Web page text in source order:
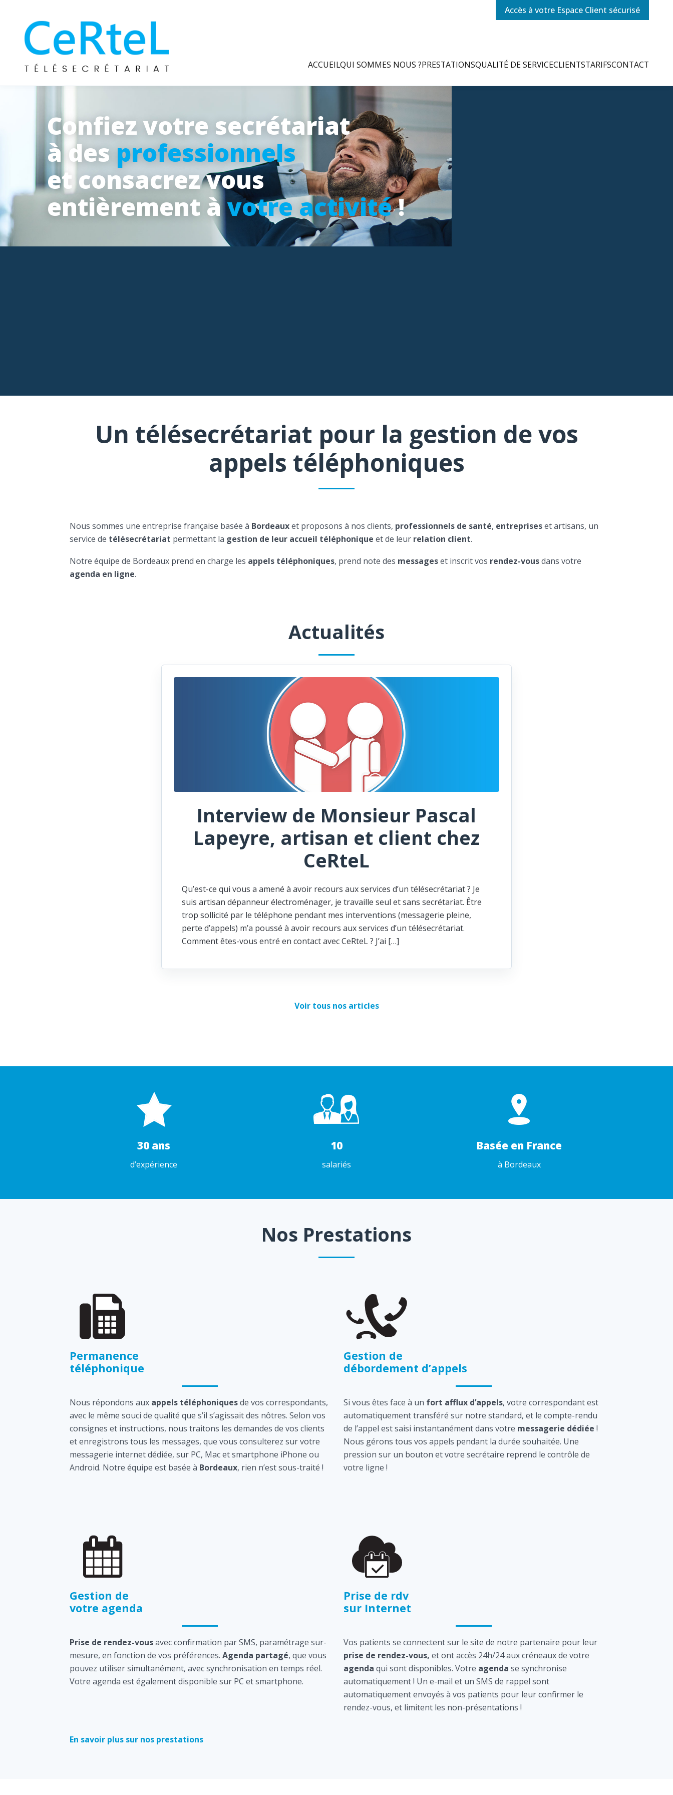
Accès à votre Espace Client sécurisé
ACCUEILQUI SOMMES NOUS ?PRESTATIONSQUALITÉ DE SERVICECLIENTSTARIFSCONTACT
Confiez votre secrétariat
à des professionnels
et consacrez vous
entièrement àvotre activité!
Un télésecrétariat pour la gestion de vos
appels téléphoniques
Nous sommes une entreprise française basée à Bordeauxet proposons à nos clients, professionnels de santé, entrepriseset artisans, un
service de télésecrétariat permettant la gestion de leur accueil téléphonique et de leur relation client.
Notre équipe de Bordeaux prend en charge les appels téléphoniques, prend note des messageset inscrit vos rendez-vousdans votre
agenda en ligne.
Actualités
Interview de Monsieur Pascal
Lapeyre, artisan et client chez
CeRteL
Qu’est-ce qui vous a amené à avoir recours aux services d’un télésecrétariat ? Je
suis artisan dépanneur électroménager, je travaille seul et sans secrétariat. Être
trop sollicité par le téléphone pendant mes interventions (messagerie pleine,
perte d’appels) m’a poussé à avoir recours aux services d’un télésecrétariat.
Comment êtes-vous entré en contact avec CeRteL ? J’ai […]
Voir tous nos articles
30 ans
d’expérience
10
salariés
Basée en France
à Bordeaux
Nos Prestations
Permanence
téléphonique
Nous répondons aux appels téléphoniquesde vos correspondants,
avec le même souci de qualité que s’il s’agissait des nôtres. Selon vos
consignes et instructions, nous traitons les demandes de vos clients
et enregistrons tous les messages, que vous consulterez sur votre
messagerie internet dédiée, sur PC, Mac et smartphone iPhone ou
Android. Notre équipe est basée à Bordeaux, rien n’est sous-traité !
Gestion de
débordement d’appels
Si vous êtes face à un fort afflux d’appels, votre correspondant est
automatiquement transféré sur notre standard, et le compte-rendu
de l’appel est saisi instantanément dans votre messagerie dédiée !
Nous gérons tous vos appels pendant la durée souhaitée. Une
pression sur un bouton et votre secrétaire reprend le contrôle de
votre ligne !
Gestion de
votre agenda
Prise de rendez-vousavec confirmation par SMS, paramétrage sur-
mesure, en fonction de vos préférences. Agenda partagé, que vous
pouvez utiliser simultanément, avec synchronisation en temps réel.
Votre agenda est également disponible sur PC et smartphone.
Prise de rdv
sur Internet
Vos patients se connectent sur le site de notre partenaire pour leur
prise de rendez-vous, et ont accès 24h/24 aux créneaux de votre
agenda qui sont disponibles. Votre agenda se synchronise
automatiquement ! Un e-mail et un SMS de rappel sont
automatiquement envoyés à vos patients pour leur confirmer le
rendez-vous, et limitent les non-présentations !
En savoir plus sur nos prestations